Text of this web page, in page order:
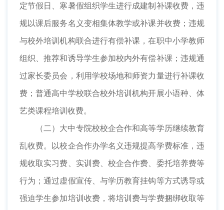
定节假日、寒暑假组织学生进行成建制补课收费，违
规以课后服务名义变相集体教学或补课并收费；违规
与校外培训机构联合进行有偿补课，在职中小学教师
组织、推荐和诱导学生参加校内外有偿补课；违规通
过家长委员会，利用学校场地和师资力量进行补课收
费；普通高中学校联合校外培训机构开展小语种、体
艺类课程培训收费。
（二）大中专院校校企合作和高等学历继续教育
乱收费。以校企合作办学名义违规提高学费标准，违
规收取实习费、实训费、校企合作费、委托培养费等
行为；通过虚假宣传、与学历教育挂钩等方式诱导或
强迫学生参加培训收费，将培训费与学费捆绑收取等